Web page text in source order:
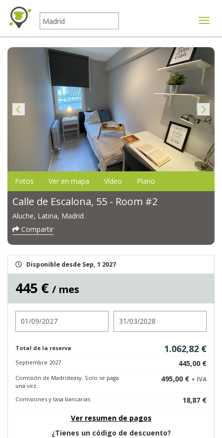
Fotos Ver en mapa Vídeo Plano
Calle de Escalona, 55 - Room #2
Aluche, Latina, Madrid
Compartir
Disponible desde Sep, 1 2027
445 € / mes
Total de la reserva 1.062,82 €
Septiembre 2027 445,00 €
Comisión de Madrideasy. Solo se paga
una vez.
495,00 € + IVA
Comisiones y tasa bancarias
18,87 €
Ver resumen de pagos
¿Tienes un código de descuento?